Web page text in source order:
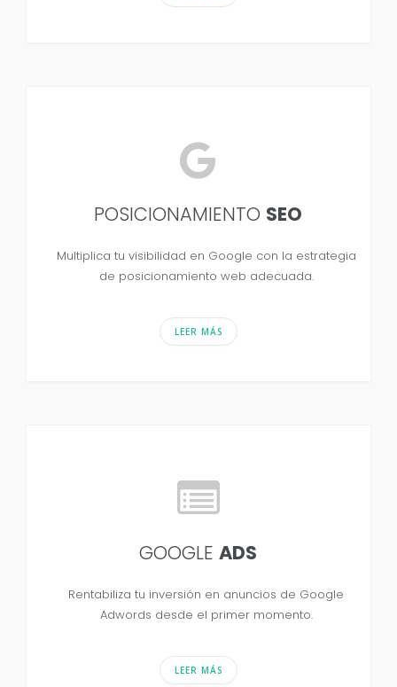
POSICIONAMIENTO SEO
Multiplica tu visibilidad en Google con la estrategia
de posicionamiento web adecuada.
LEER MÁS
GOOGLEADS
Rentabiliza tu inversión en anuncios de Google
Adwords desde el primer momento.
LEER MÁS